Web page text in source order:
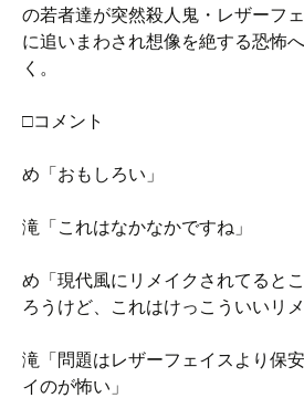
の若者達が突然殺人鬼・レザーフ
に追いまわされ想像を絶する恐怖
く。
□コメント
め「おもしろい」
滝「これはなかなかですね」
め「現代風にリメイクされてると
ろうけど、これはけっこういいリ
滝「問題はレザーフェイスより保
イのが怖い」